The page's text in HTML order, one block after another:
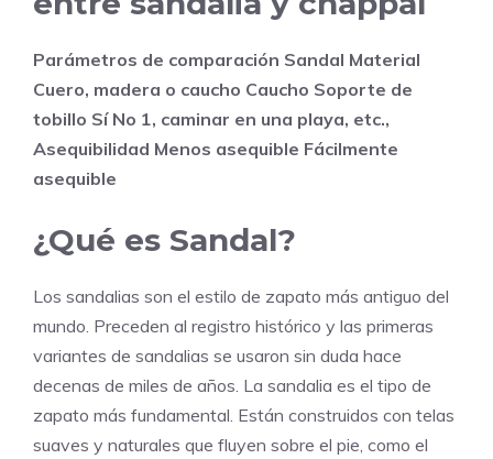
Parámetros de comparación Sandal Material
Cuero, madera o caucho Caucho Soporte de
tobillo Sí No 1, caminar en una playa, etc.,
Asequibilidad Menos asequible Fácilmente
asequible
¿Qué es Sandal?
Los sandalias son el estilo de zapato más antiguo del
mundo. Preceden al registro histórico y las primeras
variantes de sandalias se usaron sin duda hace
decenas de miles de años. La sandalia es el tipo de
zapato más fundamental. Están construidos con telas
suaves y naturales que fluyen sobre el pie, como el